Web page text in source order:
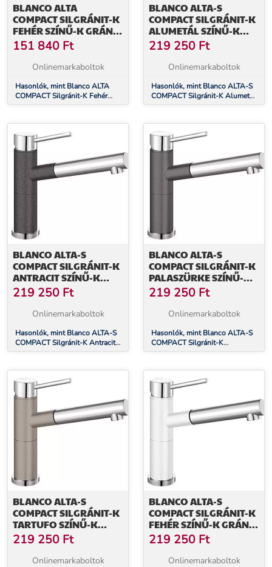
BLANCO ALTA
COMPACT SILGRÁNIT-K
FEHÉR SZÍNŰ-K GRÁNIT
- KRÓM CSAPTELEP
(515317)
151 840 Ft
Onlinemarkaboltok
Hasonlók, mint Blanco ALTA
COMPACT Silgránit-K Fehér
színű-K Gránit - króm csaptelep
BLANCO ALTA-S
COMPACT SILGRÁNIT-K
ALUMETÁL SZÍNŰ-K
GRÁNIT - KRÓM
CSAPTELEP (515326)
219 250 Ft
Onlinemarkaboltok
Hasonlók, mint Blanco ALTA-S
COMPACT Silgránit-K Alumetál
színű-K Gránit - króm csaptelep
BLANCO ALTA-S
COMPACT SILGRÁNIT-K
ANTRACIT SZÍNŰ-K
GRÁNIT - KRÓM
CSAPTELEP (515333)
219 250 Ft
Onlinemarkaboltok
Hasonlók, mint Blanco ALTA-S
COMPACT Silgránit-K Antracit
színű-K Gránit - króm csaptelep
BLANCO ALTA-S
COMPACT SILGRÁNIT-K
PALASZÜRKE SZÍNŰ-K
GRÁNIT - KRÓM
CSAPTELEP (518809)
219 250 Ft
Onlinemarkaboltok
Hasonlók, mint Blanco ALTA-S
COMPACT Silgránit-K
Palaszürke színű-K Gránit -
BLANCO ALTA-S
COMPACT SILGRÁNIT-K
TARTUFO SZÍNŰ-K
GRÁNIT - KRÓM
CSAPTELEP (517634)
219 250 Ft
Onlinemarkaboltok
BLANCO ALTA-S
COMPACT SILGRÁNIT-K
FEHÉR SZÍNŰ-K GRÁNIT
- KRÓM CSAPTELEP
(515327)
219 250 Ft
Onlinemarkaboltok